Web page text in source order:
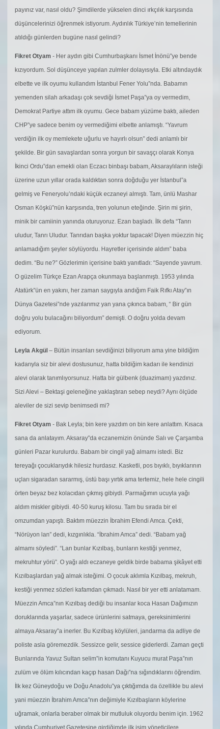
payınız var, nasıl oldu? Şimdilerde yükselen dinci ırkçılık karşısında
düşüncelerinizi öğrenmek istiyorum. Aydınlık Türkiye’nin temellerinin
atıldığı günlerden bugüne nasıl gelindi?
Fikret Otyam - Her aydın gibi Cumhurbaşkanı İsmet İnönü”ye bende
kızıyordum. Sol düşünceye yapılan zulmler dolayısıyla. Etki altındaydık
elbette ve ilk oyumu kullandım İstanbul Fener Yolu”nda. Babamın
yemenden silah arkadaşı çok sevdiği İsmet Paşa”ya oy vermedim,
Demokrat Partiye attım ilk oyumu. Gece babam yüzüme baktı, aileden
CHP”ye sadece benim oy vermediğimi elbette anlamıştı. “Yavrum
verdiğin ilk oy memlekete uğurlu ve hayırlı olsun” dedi anlamlı bir
şekilde. Bir gün savaşlardan sonra yorgun bir savaşçı olarak Konya
İkinci Ordu”dan emekli olan Eczacı binbaşı babam, Aksaraylıların isteği
üzerine uzun yıllar orada kaldıktan sonra doğduğu yer İstanbul”a
gelmiş ve Feneryolu’ndaki küçük eczaneyi almıştı. Tam, ünlü Mashar
Osman Köşkü”nün karşısında, tren yolunun eteğinde. Şirin mi şirin,
minik bir camiinin yanında oturuyoruz. Ezan başladı. İlk defa “Tanrı
uludur, Tanrı Uludur. Tanrıdan başka yoktur tapacak! Diyen müezzin hiç
anlamadığım şeyler söylüyordu. Hayretler içerisinde aldım” baba
dedim. “Bu ne?” Gözlerimin içerisine baktı yanıtladı: “Sayende yavrum.
O güzelim Türkçe Ezan Arapça okunmaya başlanmıştı. 1953 yılında
Atatürk”ün en yakını, her zaman saygıyla andığım Faik Rıfkı Atay”ın
Dünya Gazetesi”nde yazılarımız yan yana çıkınca babam, “ Bir gün
doğru yolu bulacağını biliyordum” demişti. O doğru yolda devam
ediyorum.
Leyla Akgül – Bütün insanları sevdiğinizi biliyorum ama yine bildiğim
kadarıyla siz bir alevi dostusunuz, hatta bildiğim kadarı ile kendinizi
alevi olarak tanımlıyorsunuz. Hatta bir gülbenk (duazimam) yazdınız.
Sizi Alevi – Bektaşi geleneğine yaklaştıran sebep neydi? Aynı ölçüde
aleviler de sizi sevip benimsedi mi?
Fikret Otyam - Bak Leyla; bin kere yazdım on bin kere anlattım. Kısaca
sana da anlatayım. Aksaray”da eczanemizin önünde Salı ve Çarşamba
günleri Pazar kurulurdu. Babam bir cingil yağ almamı istedi. Biz
tereyağı çocuklarıydık hilesiz hurdasız. Kasketli, pos bıyıklı, bıyıklarının
uçları sigaradan sararmış, üstü başı yırtık ama tertemiz, hele hele cingili
örten beyaz bez kolacıdan çıkmış gibiydi. Parmağımın ucuyla yağı
aldım miskler gibiydi. 40-50 kuruş kilosu. Tam bu sırada bir el
omzumdan yapıştı. Baktım müezzin İbrahim Efendi Amca. Çekti,
“Nörüyon lan” dedi, kızgınlıkla. “İbrahim Amca” dedi. “Babam yağ
almamı söyledi”. “Lan bunlar Kızılbaş, bunların kestiği yenmez,
mekruhtur yörü”. O yağı aldı eczaneye geldik birde babama şikâyet etti
Kızılbaşlardan yağ almak isteğimi. O çocuk aklımla Kızılbaş, mekruh,
kestiği yenmez sözleri kafamdan çıkmadı. Nasıl bir yer etti anlatamam.
Müezzin Amca”nın Kızılbaş dediği bu insanlar koca Hasan Dağımızın
doruklarında yaşarlar, sadece ürünlerini satmaya, gereksinimlerini
almaya Aksaray”a inerler. Bu Kızılbaş köylüleri, jandarma da adliye de
poliste asla göremezdik. Sessizce gelir, sessice giderlerdi. Zaman geçti
Bunlarında Yavuz Sultan selim”in komutanı Kuyucu murat Paşa”nın
zulüm ve ölüm kılıcından kaçıp hasan Dağı”na sığındıklarını öğrendim.
İlk kez Güneydoğu ve Doğu Anadolu”ya çıktığımda da özellikle bu alevi
yani müezzin İbrahim Amca”nın değimiyle Kızılbaşların köylerine
uğramak, onlarla beraber olmak bir mutluluk oluyordu benim için. 1962
yılında Cumhuriyet Gazetesine girdiğimde ilk işim yöneticilere